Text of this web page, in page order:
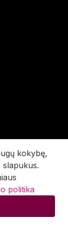
kokybę,
slapukus.
politika